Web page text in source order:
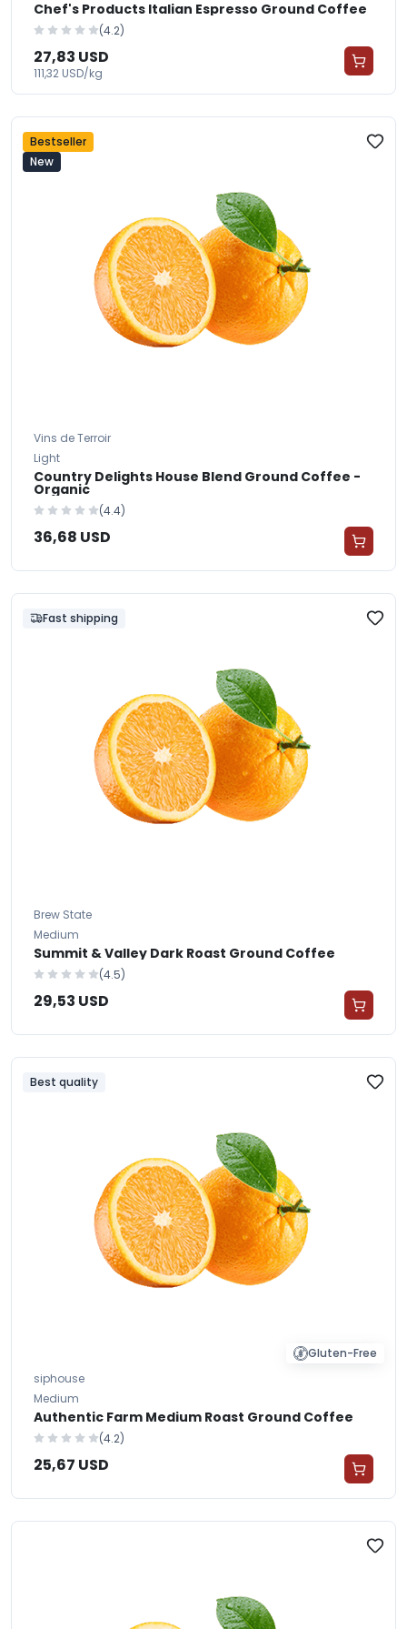
Chef's Products Italian Espresso Ground Coffee
(4.2)
27,83 USD
111,32 USD/kg
Bestseller
New
Vins de Terroir
Light
Country Delights House Blend Ground Coffee -
Organic
(4.4)
36,68 USD
Fast shipping
Brew State
Medium
Summit & Valley Dark Roast Ground Coffee
(4.5)
29,53 USD
Best quality
Gluten-Free
siphouse
Medium
Authentic Farm Medium Roast Ground Coffee
(4.2)
25,67 USD